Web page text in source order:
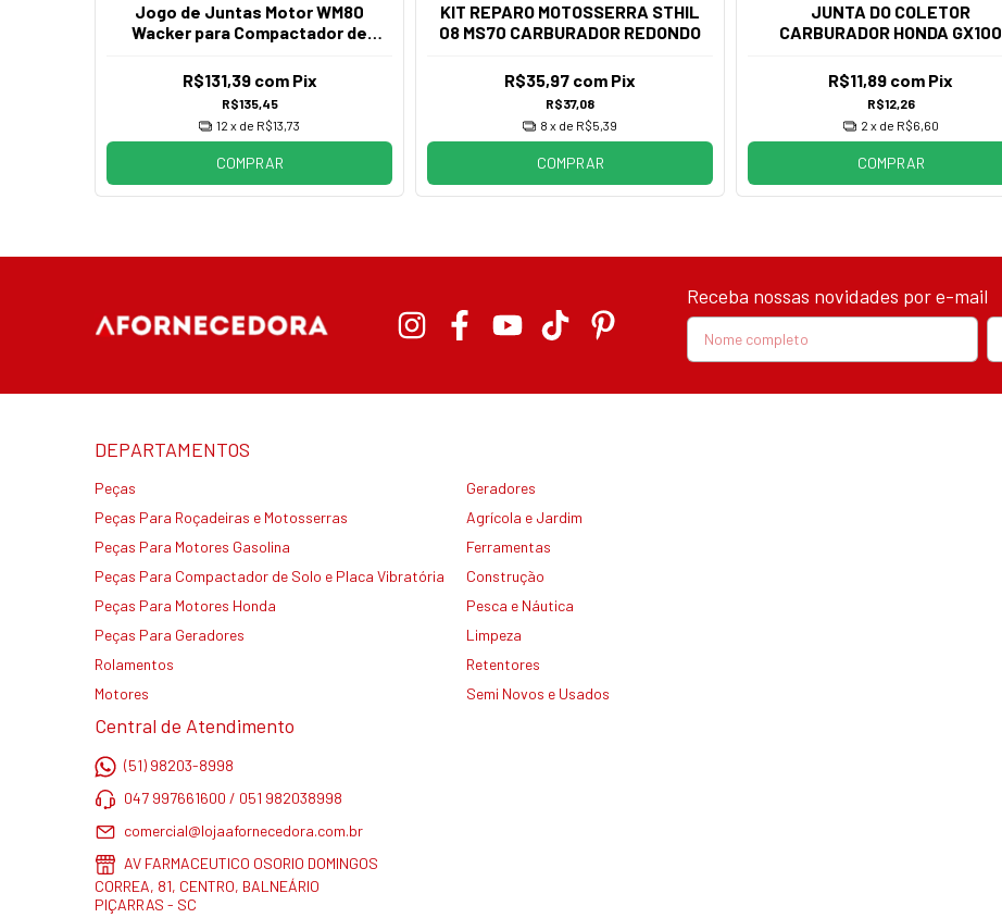
Jogo de Juntas Motor WM80
Wacker para Compactador de
R$135,45
R$131,39 com Pix
12 x de R$13,73
COMPRAR
KIT REPARO MOTOSSERRA STHIL
08 MS70 CARBURADOR REDONDO
R$37,08
R$35,97 com Pix
8 x de R$5,39
COMPRAR
JUNTA DO COLETOR
CARBURADOR HONDA GX100
R$12,26
R$11,89 com Pix
2 x de R$6,60
COMPRAR
Receba nossas novidades por e-mail
DEPARTAMENTOS
Peças
Peças Para Roçadeiras e Motosserras
Peças Para Motores Gasolina
Peças Para Compactador de Solo e Placa Vibratória
Peças Para Motores Honda
Peças Para Geradores
Rolamentos
Motores
Geradores
Agrícola e Jardim
Ferramentas
Construção
Pesca e Náutica
Limpeza
Retentores
Semi Novos e Usados
Central de Atendimento
(51) 98203-8998
047 997661600 / 051 982038998
comercial@lojaafornecedora.com.br
AV FARMACEUTICO OSORIO DOMINGOS
CORREA, 81, CENTRO, BALNEÁRIO
PIÇARRAS - SC